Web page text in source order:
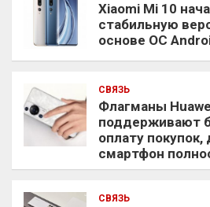
Xiaomi Mi 10
стабильную
основе ОС
СВЯЗЬ
Флагманы
поддерживают
оплату
смартфон
СВЯЗЬ